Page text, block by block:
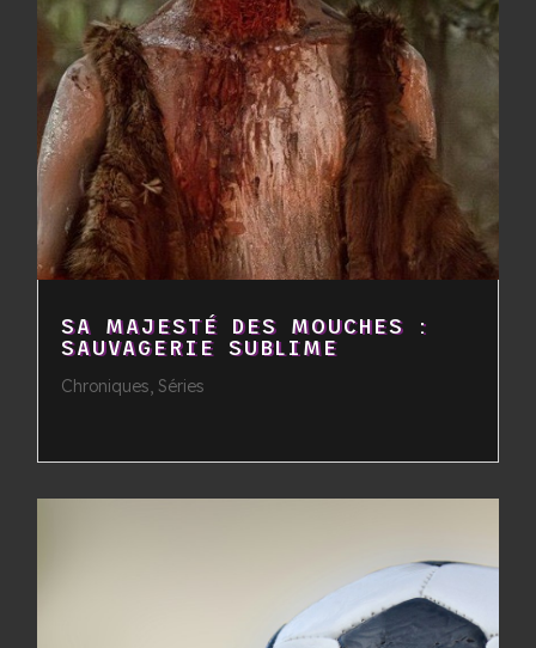
SA MAJESTÉ DES MOUCHES :
SAUVAGERIE SUBLIME
Chroniques, Séries